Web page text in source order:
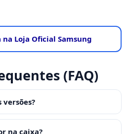
Loja Oficial Samsung
(FAQ)
versões?
na caixa?